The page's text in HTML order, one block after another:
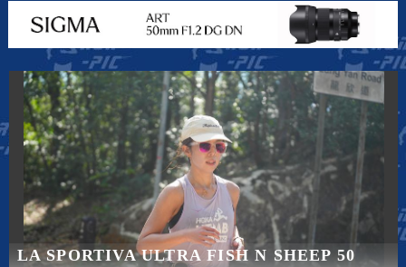
LA SPORTIVA ULTRA FISH N SHEEP 50